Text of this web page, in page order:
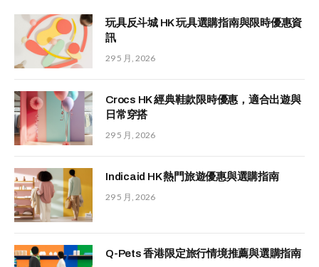
玩具反斗城 HK 玩具選購指南與限時優惠資
訊
29 5 月, 2026
Crocs HK 經典鞋款限時優惠，適合出遊與
日常穿搭
29 5 月, 2026
Indicaid HK 熱門旅遊優惠與選購指南
29 5 月, 2026
Q-Pets 香港限定旅行情境推薦與選購指南